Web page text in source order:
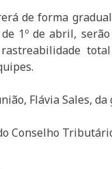
de forma
1º de abril,
rastreabilidade
Flávia Sales,
Conselho